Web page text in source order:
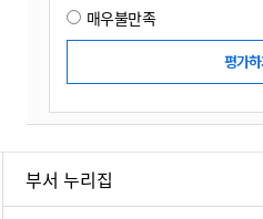
매우불만족
부서 누리집